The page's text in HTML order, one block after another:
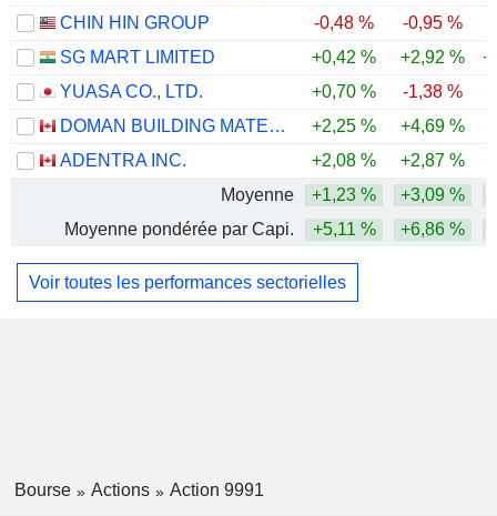
CHIN HIN GROUP
-0,48 % -0,95 %
SG MART LIMITED
+0,42 % +2,92 %
YUASA CO., LTD.
+0,70 % -1,38 %
DOMAN BUILDING MATERIALS GROUP LTD.
+2,25 % +4,69 %
ADENTRA INC.
+2,08 % +2,87 %
Moyenne
+1,23 % +3,09 %
Moyenne pondérée par Capi.
+5,11 % +6,86 %
Voir toutes les performances sectorielles
Bourse Actions Action 9991